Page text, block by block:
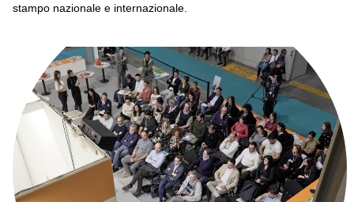
stampo nazionale e internazionale.